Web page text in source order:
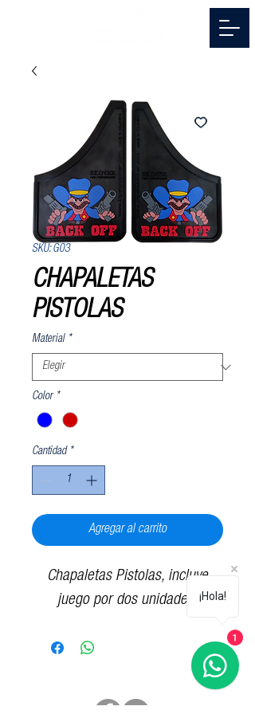
SKU: G03
CHAPALETAS
PISTOLAS
Material *
Color *
Cantidad *
Agregar al carrito
Chapaletas Pistolas, incluye
juego por dos unidades.
¡Hola!
1